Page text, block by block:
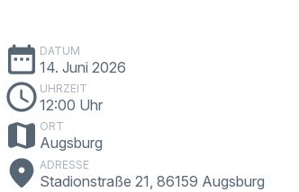
date_range DATUM
14. Juni 2026
schedule UHRZEIT
12:00 Uhr
map ORT
Augsburg
place ADRESSE
Stadionstraße 21, 86159 Augsburg